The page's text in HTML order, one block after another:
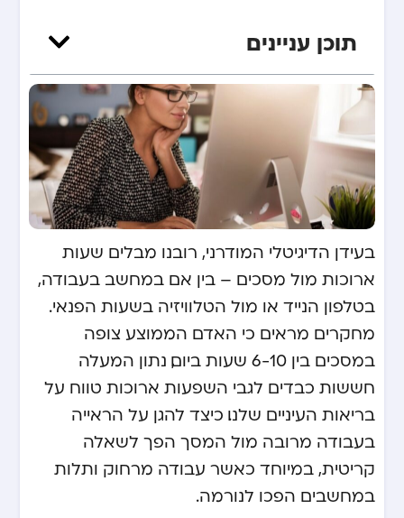
תוכן עניינים
בעידן הדיגיטלי המודרני, רובנו מבלים שעות
ארוכות מול מסכים – בין אם במחשב בעבודה,
בטלפון הנייד או מול הטלוויזיה בשעות הפנאי.
מחקרים מראים כי האדם הממוצע צופה
במסכים בין 6-10 שעות ביום, נתון המעלה
חששות כבדים לגבי השפעות ארוכות טווח על
בריאות העיניים שלנו. כיצד להגן על הראייה
בעבודה מרובה מול המסך הפך לשאלה
קריטית, במיוחד כאשר עבודה מרחוק ותלות
במחשבים הפכו לנורמה.